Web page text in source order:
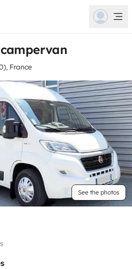
France
See the photos